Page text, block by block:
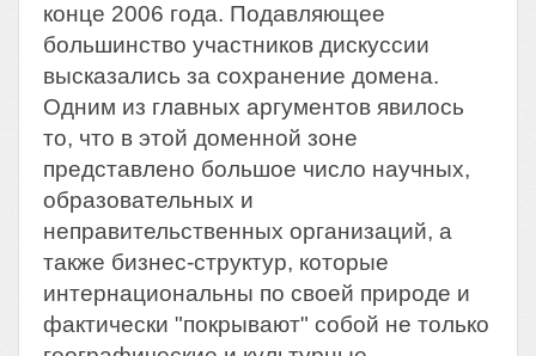
конце 2006 года. Подавляющее
большинство участников дискуссии
высказались за сохранение домена.
Одним из главных аргументов явилось
то, что в этой доменной зоне
представлено большое число научных,
образовательных и
неправительственных организаций, а
также бизнес-структур, которые
интернациональны по своей природе и
фактически "покрывают" собой не только